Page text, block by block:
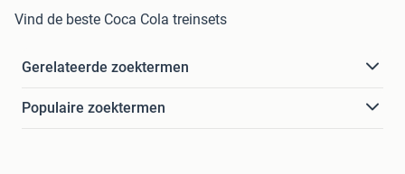
Vind de beste Coca Cola treinsets
Gerelateerde zoektermen
Populaire zoektermen